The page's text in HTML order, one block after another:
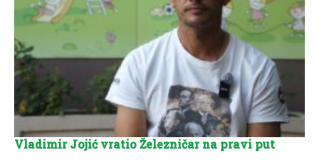
Vladimir Jojić vratio Železničar na pravi put